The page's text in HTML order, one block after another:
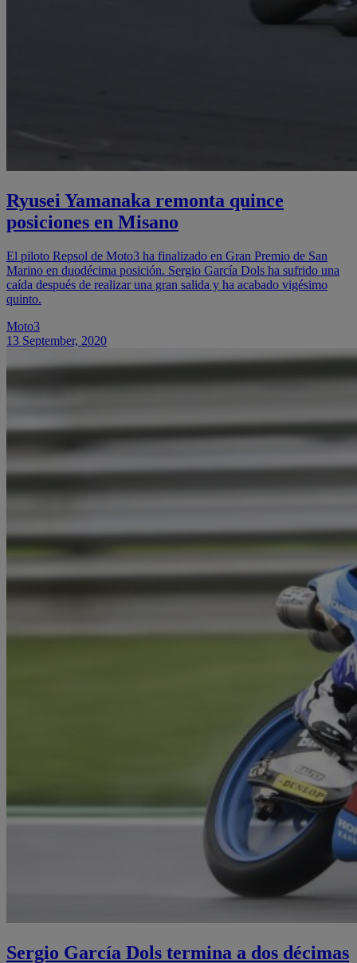
Ryusei Yamanaka remonta quince
posiciones en Misano
El piloto Repsol de Moto3 ha finalizado en Gran Premio de San
Marino en duodécima posición. Sergio García Dols ha sufrido una
caída después de realizar una gran salida y ha acabado vigésimo
quinto.
Moto3
13 September, 2020
Sergio García Dols termina a dos décimas